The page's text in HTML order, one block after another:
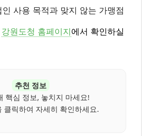
인 사용 목적과 맞지 않는 가맹점
강원도청 홈페이지 에서 확인하실
추천 정보
핵심 정보, 놓치지 마세요!
클릭하여 자세히 확인하세요.